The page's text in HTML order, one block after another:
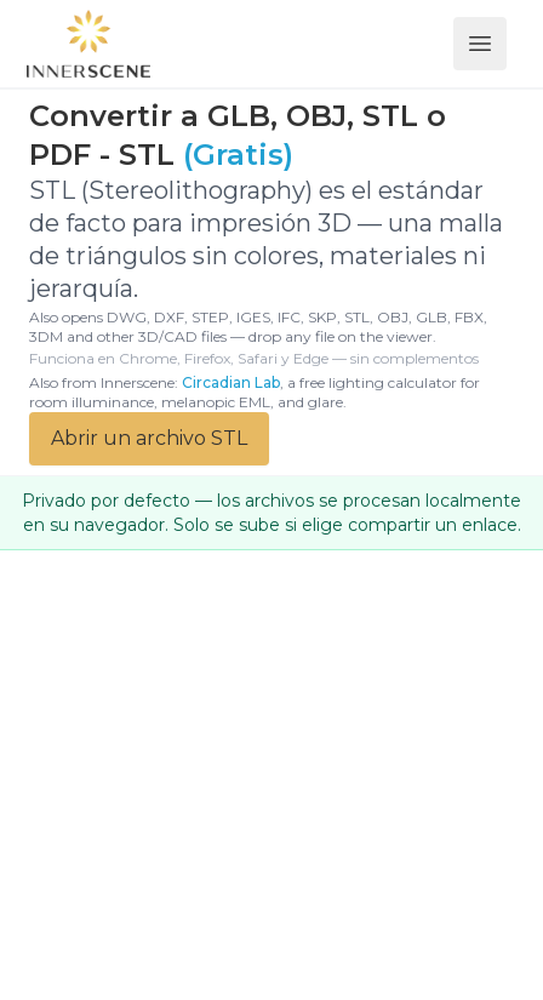
Open
Convertir a GLB, OBJ, STL o
PDF - STL (Gratis)
STL (Stereolithography) es el estándar
de facto para impresión 3D — una malla
de triángulos sin colores, materiales ni
jerarquía.
Also opens DWG, DXF, STEP, IGES, IFC, SKP, STL, OBJ, GLB, FBX,
3DM and other 3D/CAD files — drop any file on the viewer.
Funciona en Chrome, Firefox, Safari y Edge — sin complementos
Also from Innerscene: Circadian Lab, a free lighting calculator for
room illuminance, melanopic EML, and glare.
Abrir un archivo STL
Privado por defecto — los archivos se procesan localmente
en su navegador. Solo se sube si elige compartir un enlace.